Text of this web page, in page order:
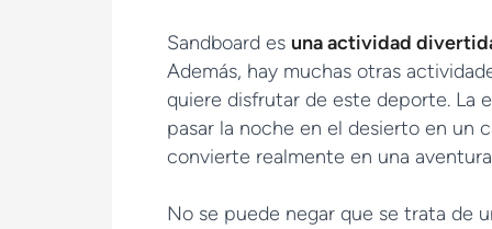
Sandboard es una actividad
Además, hay muchas otras
quiere disfrutar de este deporte. La
pasar la noche en el desierto en un
convierte realmente en una
No se puede negar que se trata de